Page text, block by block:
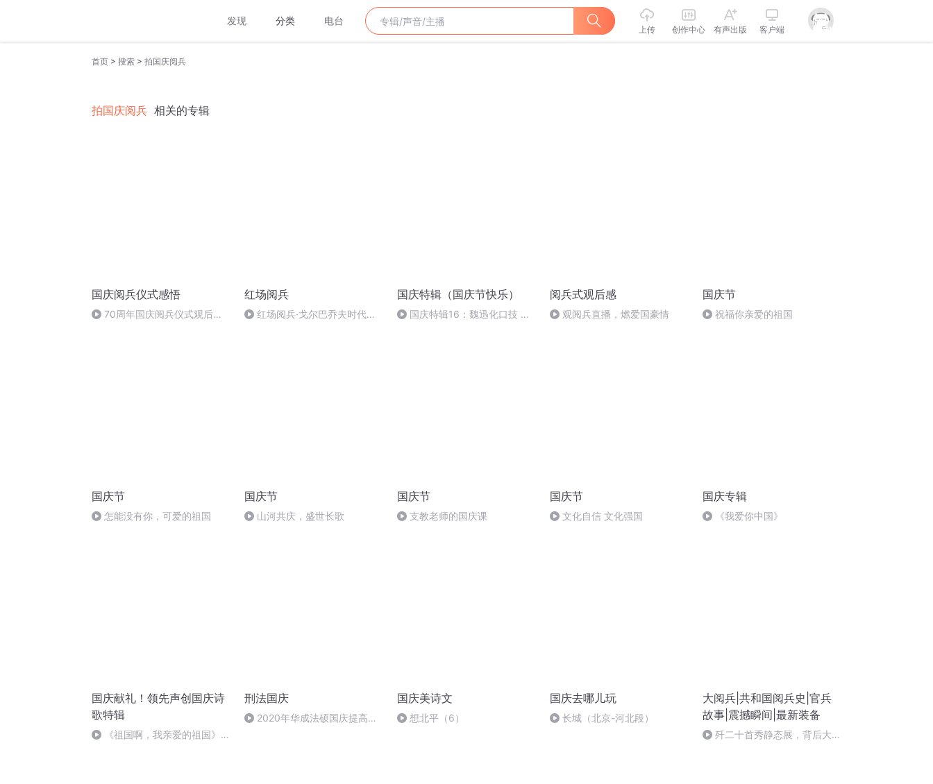
发现 分类 电台
上传 创作中心 有声出版 客户端
首页 > 搜索 > 拍国庆阅兵
拍国庆阅兵 相关的专辑
国庆阅兵仪式感悟
70周年国庆阅兵仪式观后感
红场阅兵
红场阅兵·戈尔巴乔夫时代
国庆特辑（国庆节快乐）
国庆特辑16：魏迅化口技 二
阅兵式观后感
观阅兵直播，燃爱国豪情
国庆节
祝福你亲爱的祖国
国庆节
怎能没有你，可爱的祖国
国庆节
山河共庆，盛世长歌
国庆节
支教老师的国庆课
国庆节
文化自信 文化强国
国庆专辑
《我爱你中国》
国庆献礼！领先声创国庆诗
歌特辑
《祖国啊，我亲爱的祖国》温
刑法国庆
2020年华成法硕国庆提高班
国庆美诗文
想北平（6）
国庆去哪儿玩
长城（北京-河北段）
大阅兵|共和国阅兵史|官兵
故事|震撼瞬间|最新装备
歼二十首秀静态展，背后大揭